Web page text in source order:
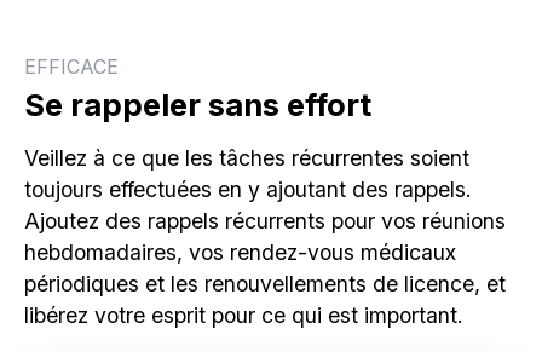
EFFICACE
Se rappeler sans effort
Veillez à ce que les tâches récurrentes soient
toujours effectuées en y ajoutant des rappels.
Ajoutez des rappels récurrents pour vos réunions
hebdomadaires, vos rendez-vous médicaux
périodiques et les renouvellements de licence, et
libérez votre esprit pour ce qui est important.